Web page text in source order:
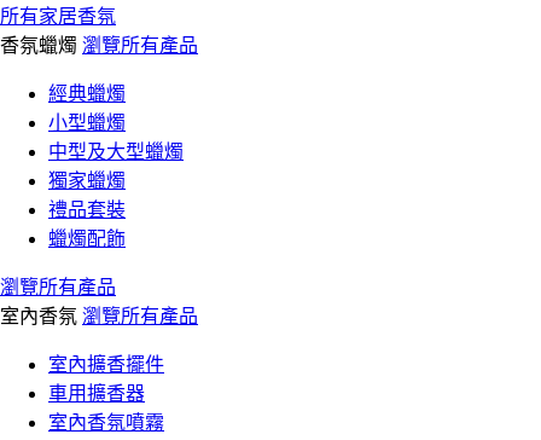
所有家居香氛
香氛蠟燭 瀏覽所有產品
經典蠟燭
小型蠟燭
中型及大型蠟燭
獨家蠟燭
禮品套裝
蠟燭配飾
瀏覽所有產品
室內香氛 瀏覽所有產品
室內擴香擺件
車用擴香器
室內香氛噴霧